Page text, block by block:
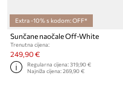
Extra -10% s kodom: OFF*
Sunčane naočale Off-White
Trenutna cijena:
249,90 €
Regularna cijena:319,90 €
Najniža cijena:269,90 €